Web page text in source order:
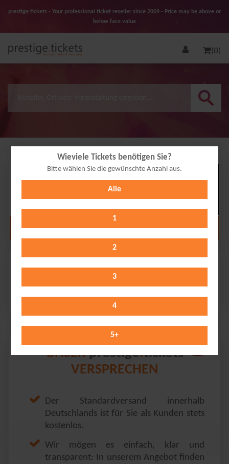
prestige.tickets - Your professional ticket reseller since 2009 - Price may be above or
below face value
(0)
Wieviele Tickets benötigen Sie?
Bitte wählen Sie die gewünschte Anzahl aus.
Alle
1
2
3
4
5+
17
Alle Termine anzeigen
Saturday 17.10.2026
UNSERprestige.tickets
VERSPRECHEN
Der Standardversand innerhalb
Deutschlands ist für Sie als Kunden stets
kostenlos.
Wir mögen es einfach, klar und
transparent: In unserem Angebot finden